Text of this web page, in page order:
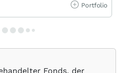
Portfolio
Fonds, der